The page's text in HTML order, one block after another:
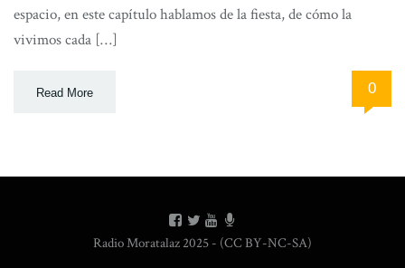
espacio, en este capítulo hablamos de la fiesta, de cómo la
vivimos cada […]
Read More 0
Radio Moratalaz 2025 - (CC BY-NC-SA)